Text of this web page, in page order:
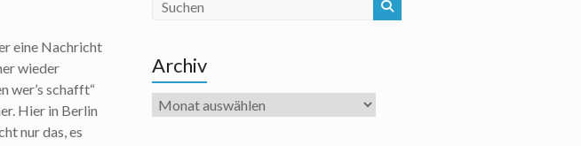
eine Nachricht
wieder
wer’s schafft“
Hier in Berlin
nur das, es
Archiv
Archiv